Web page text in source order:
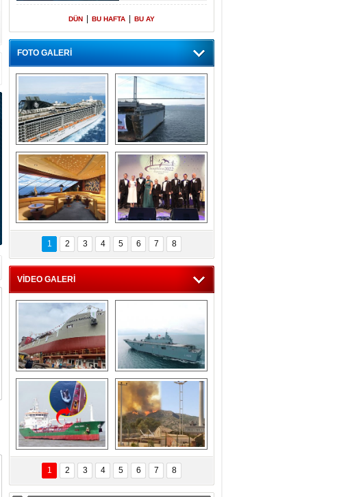
DÜN BU HAFTA BU AY
FOTO GALERİ
“Gemi içinde gemi”
konsepti ile MSC
Splendida
Dünyada tek!
Denizaltı yüzer
havuzu intikal
seyrine başladı
MSC'den 55 milyon
euroluk turizm geliri
müjdesi
5. Bosphorus Ship
Brokers Dinner,
İstanbul’da yapıldı
1 2 3 4 5 6 7 8
VİDEO GALERİ
Çeksan Tersanesi,
Başaran Bayrak
tankerini suya
indirdi
TCG Anadolu,
tersane teknik
seyrini tamamladı
Göçmenlerin
imdadına Türk
sahipli MINA DENIZ
yetişti
Milas’taki yangın
yeniden termik
santrallere doğru
ilerliyor
1 2 3 4 5 6 7 8